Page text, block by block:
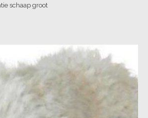
schaap groot
image slideshow Items